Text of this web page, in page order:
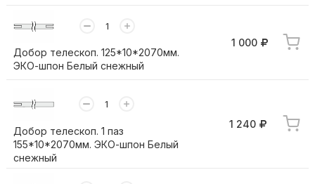
Добор телескоп. 125*10*2070мм.
ЭКО-шпон Белый снежный
1 000
Добор телескоп. 1 паз
155*10*2070мм. ЭКО-шпон Белый
снежный
1 240